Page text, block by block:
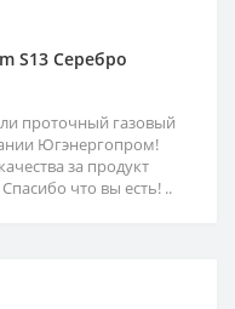
S13 Серебро
проточный газовый
Югэнергопром!
за продукт
что вы есть! ..